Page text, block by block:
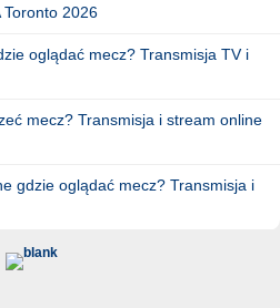
Toronto 2026
oglądać mecz? Transmisja TV i
mecz? Transmisja i stream online
gdzie oglądać mecz? Transmisja i